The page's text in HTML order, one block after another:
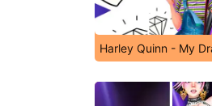
Harley Quinn - My